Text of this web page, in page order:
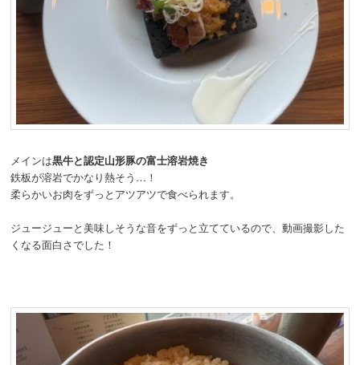
メインは黒牛と認定山形豚の富士溶岩焼き
鉄板が溶岩でかなり熱そう…！
柔らかいお肉をずっとアツアツで食べられます。
ジュージューと美味しそうな音をずっと立てているので、動画撮影した
くなる面白さでした！